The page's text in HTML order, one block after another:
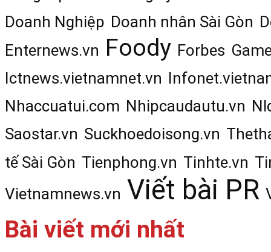
Doanh Nghiệp Doanh nhân Sài Gòn
Enternews.vn Foody Forbes
Ictnews.vietnamnet.vn
Nhaccuatui.com Nhipcaudautu.vn
Saostar.vn Suckhoedoisong.vn
tế Sài Gòn Tienphong.vn Tinhte.vn
Vietnamnews.vn Viết bài PR
Bài viết mới nhất